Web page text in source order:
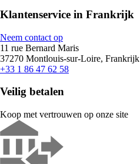
Klantenservice in Frankrijk
Neem contact op
11 rue Bernard Maris
37270 Montlouis-sur-Loire, Frankrijk
+33 1 86 47 62 58
Veilig betalen
Koop met vertrouwen op onze site